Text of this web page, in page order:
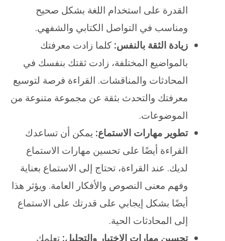
القدرة على استخدام اللغة بشكل صحيح
ومناسب في التواصل الكتابي والشفهي.
زيادة الثقة بالنفس: كلما زادت معرفتك
بالمواضيع المختلفة، زادت ثقتك بنفسك في
المحادثات والمناقشات. القراءة فرصة لتوسيع
معرفتك والتحدث بثقة عن مجموعة متنوعة من
الموضوعات.
تطوير مهارات الاستماع: يمكن أن تساعدك
القراءة أيضًا على تحسين مهارات الاستماع
لديك. عند القراءة، تحتاج إلى الاستماع بعناية
وفهم معنى النصوص والأفكار العامة. ويؤثر هذا
أيضًا بشكل إيجابي على قدرتك على الاستماع
إلى المحادثات الحية.
تحسين مهارات الاختيار والتحليل: تعلمك